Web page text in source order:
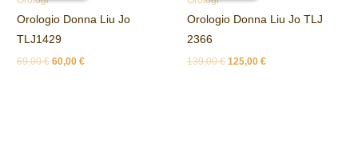
Orologio Donna Liu Jo
TLJ1429
69,00€
69,00 €.
60,00€
60,00 €.
Orologio Donna Liu Jo TLJ
2366
139,00€
139,00 €.
125,00 €
125,00 €.